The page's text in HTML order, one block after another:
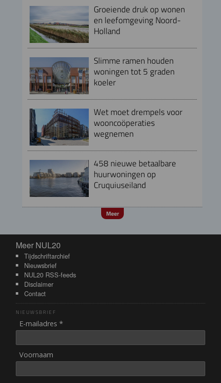
Groeiende druk op wonen
en leefomgeving Noord-
Holland
Slimme ramen houden
woningen tot 5 graden
koeler
Wet moet drempels voor
wooncoöperaties
wegnemen
458 nieuwe betaalbare
huurwoningen op
Cruquiuseiland
Meer
Meer NUL20
Meer NUL20
Tijdschriftarchief
Nieuwsbrief
NUL20 RSS-feeds
Disclaimer
Contact
NIEUWSBRIEF
E-mailadres *
Voornaam